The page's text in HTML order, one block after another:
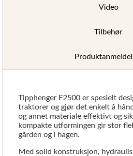
Video
Tilbehør
Tipphenger F2500 er spesielt
traktorer og gjør det enkelt å
og annet materiale effektivt og
kompakte utformingen gir stor
gården og i hagen.
Med solid konstruksjon,